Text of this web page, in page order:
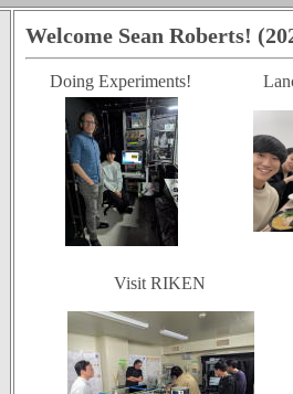
Welcome Sean Roberts!
Doing Experiments!
Visit RIKEN